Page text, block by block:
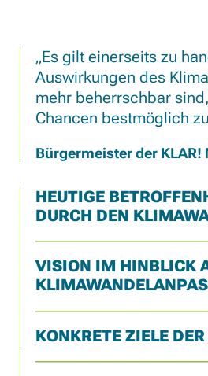
Es gilt einerseits zu
Auswirkungen des
mehr beherrschbar
Chancen bestmöglich
Bürgermeister der KLAR!
HEUTIGE
DURCH DEN
VISION IM HINBLICK
KONKRETE ZIELE